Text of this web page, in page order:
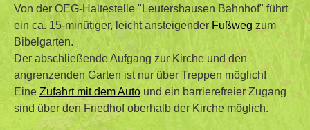
Von der OEG-Haltestelle "Leutershausen Bahnhof" führt
ein ca. 15-minütiger, leicht ansteigender Fußweg zum
Bibelgarten.
Der abschließende Aufgang zur Kirche und den
angrenzenden Garten ist nur über Treppen möglich!
Eine Zufahrt mit dem Auto und ein barrierefreier Zugang
sind über den Friedhof oberhalb der Kirche möglich.